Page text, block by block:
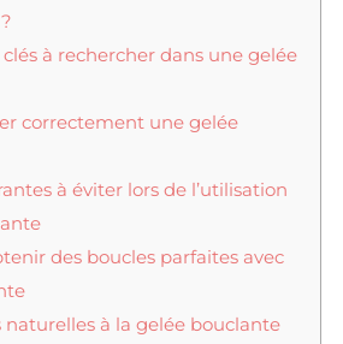
à rechercher dans une gelée
correctement une gelée
à éviter lors de l’utilisation
des boucles parfaites avec
naturelles à la gelée bouclante